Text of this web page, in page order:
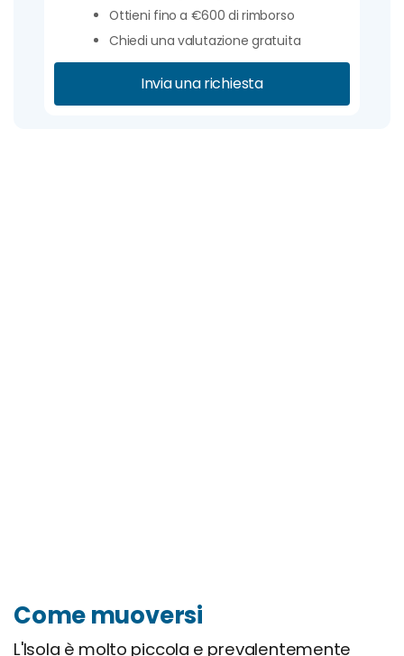
Ottieni fino a €600 di rimborso
Chiedi una valutazione gratuita
Invia una richiesta
Come muoversi
L'Isola è molto piccola e prevalentemente